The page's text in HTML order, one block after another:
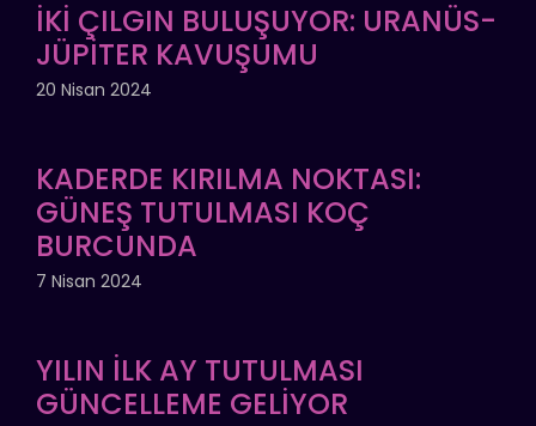
İKİ ÇILGIN BULUŞUYOR: URANÜS-
JÜPİTER KAVUŞUMU
20 Nisan 2024
KADERDE KIRILMA NOKTASI:
GÜNEŞ TUTULMASI KOÇ
BURCUNDA
7 Nisan 2024
YILIN İLK AY TUTULMASI
GÜNCELLEME GELİYOR